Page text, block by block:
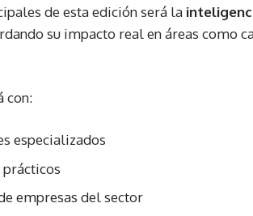
de esta edición será la
su impacto real en áreas como
con:
especializados
prácticos
empresas del sector